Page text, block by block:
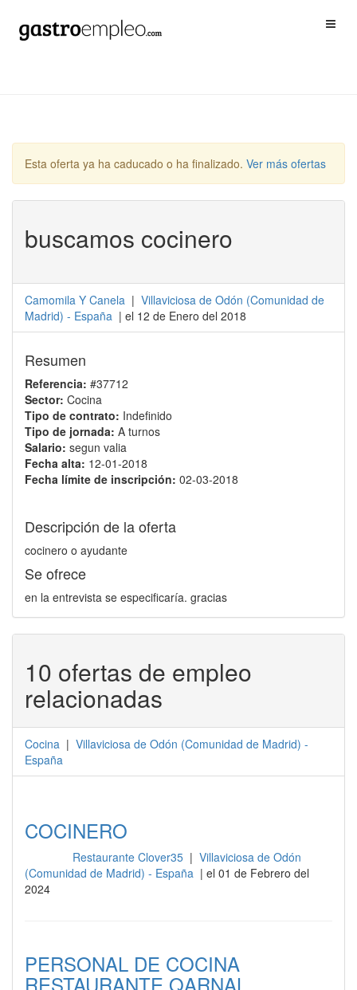
Esta oferta ya ha caducado o ha finalizado. Ver más ofertas
buscamos cocinero
Camomila Y Canela | Villaviciosa de Odón (Comunidad de
Madrid) - España | el 12 de Enero del 2018
Resumen
Referencia: #37712
Sector: Cocina
Tipo de contrato: Indefinido
Tipo de jornada: A turnos
Salario: segun valia
Fecha alta: 12-01-2018
Fecha límite de inscripción: 02-03-2018
Descripción de la oferta
cocinero o ayudante
Se ofrece
en la entrevista se especificaría. gracias
10 ofertas de empleo
relacionadas
Cocina | Villaviciosa de Odón (Comunidad de Madrid) -
España
COCINERO
Restaurante Clover35 | Villaviciosa de Odón
(Comunidad de Madrid) - España | el 01 de Febrero del
2024
PERSONAL DE COCINA
RESTAURANTE QARNAL